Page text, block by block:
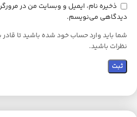
مشخصه توضیحات
برند
مدل
وضعیت استوک گرید A++
ذخیره نام، ایمیل و وبسایت من در
دیدگاهی می‌نویسم.
شما باید وارد حساب خود شده باشید تا
نظرات باشید.